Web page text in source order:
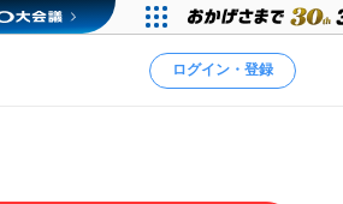
ログイン・登録